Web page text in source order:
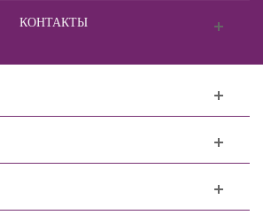
КОНТАКТЫ